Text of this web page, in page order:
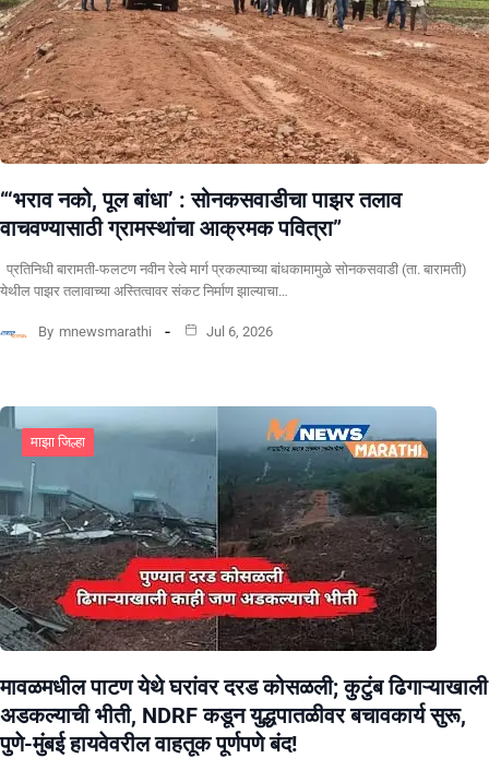
“‘भराव नको, पूल बांधा’ : सोनकसवाडीचा पाझर तलाव
वाचवण्यासाठी ग्रामस्थांचा आक्रमक पवित्रा”
प्रतिनिधी बारामती-फलटण नवीन रेल्वे मार्ग प्रकल्पाच्या बांधकामामुळे सोनकसवाडी (ता. बारामती)
येथील पाझर तलावाच्या अस्तित्वावर संकट निर्माण झाल्याचा…
By mnewsmarathi Jul 6, 2026
माझा जिल्हा
मावळमधील पाटण येथे घरांवर दरड कोसळली; कुटुंब ढिगाऱ्याखाली
अडकल्याची भीती, NDRF कडून युद्धपातळीवर बचावकार्य सुरू,
पुणे-मुंबई हायवेवरील वाहतूक पूर्णपणे बंद!